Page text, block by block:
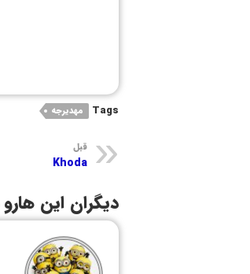
Tags مهدیرجه
قبل
Khoda
دیگران این